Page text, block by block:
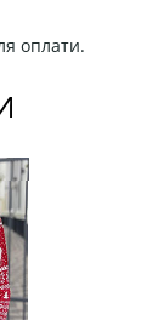
оплати.